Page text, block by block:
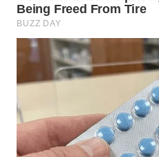
WN
LABUHANBATU
TAPANULI
WN DELI
SERDANG